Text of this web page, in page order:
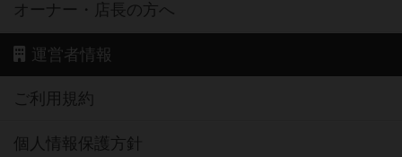
オーナー・店長の方へ
運営者情報
ご利用規約
個人情報保護方針